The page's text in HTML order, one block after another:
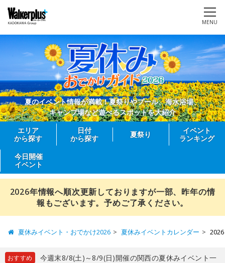
MENU
夏のイベント情報が満載！夏祭りやプール、海水浴場、
キャンプ場など遊べるスポットを大紹介
エリア
から探す
日付
から探す
夏祭り
イベント
ランキング
今日開催
イベント
2026年情報へ順次更新しておりますが一部、昨年の情
報もございます。予めご了承ください。
夏休みイベント・おでかけ2026 夏休みイベントカレンダー
おすすめ
今週末8/8(土)～8/9(日)開催の関西の夏休みイベント一